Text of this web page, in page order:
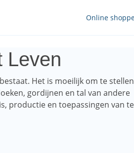
Online
Leven
Het is moeilijk om te
gordijnen en tal van andere
productie en toepassingen van